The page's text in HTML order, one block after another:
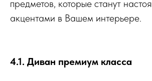
предметов, которые станут
акцентами в Вашем интерьере.
4.1. Диван премиум класса